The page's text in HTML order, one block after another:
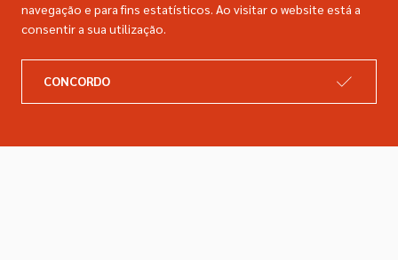
Catálogo
navegação e para fins estatísticos. Ao visitar o website está a
consentir a sua utilização.
CONCORDO